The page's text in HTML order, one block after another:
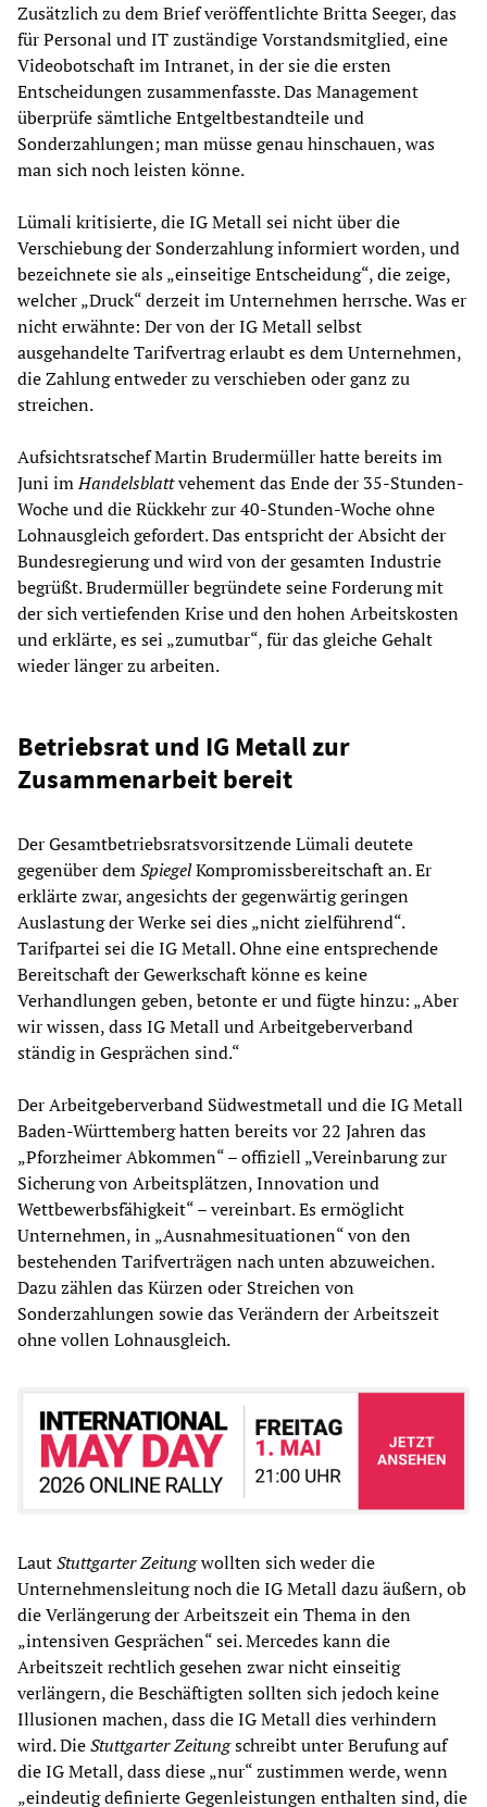
Zusätzlich zu dem Brief veröffentlichte Britta Seeger, das
für Personal und IT zuständige Vorstandsmitglied, eine
Videobotschaft im Intranet, in der sie die ersten
Entscheidungen zusammenfasste. Das Management
überprüfe sämtliche Entgeltbestandteile und
Sonderzahlungen; man müsse genau hinschauen, was
man sich noch leisten könne.
Lümali kritisierte, die IG Metall sei nicht über die
Verschiebung der Sonderzahlung informiert worden, und
bezeichnete sie als „einseitige Entscheidung“, die zeige,
welcher „Druck“ derzeit im Unternehmen herrsche. Was er
nicht erwähnte: Der von der IG Metall selbst
ausgehandelte Tarifvertrag erlaubt es dem Unternehmen,
die Zahlung entweder zu verschieben oder ganz zu
streichen.
Aufsichtsratschef Martin Brudermüller hatte bereits im
Juni imHandelsblattvehement das Ende der 35-Stunden-
Woche und die Rückkehr zur 40-Stunden-Woche ohne
Lohnausgleich gefordert. Das entspricht der Absicht der
Bundesregierung und wird von der gesamten Industrie
begrüßt. Brudermüller begründete seine Forderung mit
der sich vertiefenden Krise und den hohen Arbeitskosten
und erklärte, es sei „zumutbar“, für das gleiche Gehalt
wieder länger zu arbeiten.
Betriebsrat und IG Metall zur
Zusammenarbeit bereit
Der Gesamtbetriebsratsvorsitzende Lümali deutete
gegenüber demSpiegelKompromissbereitschaft an. Er
erklärte zwar, angesichts der gegenwärtig geringen
Auslastung der Werke sei dies „nicht zielführend“.
Tarifpartei sei die IG Metall. Ohne eine entsprechende
Bereitschaft der Gewerkschaft könne es keine
Verhandlungen geben, betonte er und fügte hinzu: „Aber
wir wissen, dass IG Metall und Arbeitgeberverband
ständig in Gesprächen sind.“
Der Arbeitgeberverband Südwestmetall und die IG Metall
Baden-Württemberg hatten bereits vor 22 Jahren das
„Pforzheimer Abkommen“ – offiziell „Vereinbarung zur
Sicherung von Arbeitsplätzen, Innovation und
Wettbewerbsfähigkeit“ – vereinbart. Es ermöglicht
Unternehmen, in „Ausnahmesituationen“ von den
bestehenden Tarifverträgen nach unten abzuweichen.
Dazu zählen das Kürzen oder Streichen von
Sonderzahlungen sowie das Verändern der Arbeitszeit
ohne vollen Lohnausgleich.
LautStuttgarter Zeitungwollten sich weder die
Unternehmensleitung noch die IG Metall dazu äußern, ob
die Verlängerung der Arbeitszeit ein Thema in den
„intensiven Gesprächen“ sei. Mercedes kann die
Arbeitszeit rechtlich gesehen zwar nicht einseitig
verlängern, die Beschäftigten sollten sich jedoch keine
Illusionen machen, dass die IG Metall dies verhindern
wird. DieStuttgarter Zeitungschreibt unter Berufung auf
die IG Metall, dass diese „nur“ zustimmen werde, wenn
„eindeutig definierte Gegenleistungen enthalten sind, die